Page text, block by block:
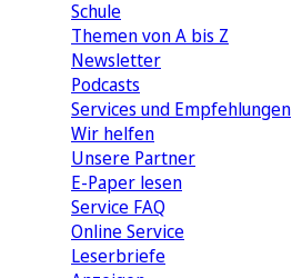
Schule
Themen von A bis Z
Newsletter
Podcasts
Services und Empfehlungen
Wir helfen
Unsere Partner
E-Paper lesen
Service FAQ
Online Service
Leserbriefe